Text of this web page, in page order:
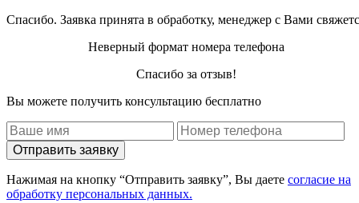
Спасибо. Заявка принята в обработку, менеджер с Вами
Неверный формат номера телефона
Спасибо за отзыв!
Вы можете получить консультацию бесплатно
Отправить заявку
Нажимая на кнопку “Отправить заявку”, Вы даете согласие на
обработку персональных данных.